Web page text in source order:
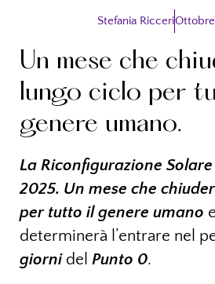
Stefania Ricceri
Un mese che
lungo ciclo per
genere umano.
La Riconfigurazione
2025. Un mese che
per tutto il genere umano
determinerà l’entrare nel
giornidel Punto 0.